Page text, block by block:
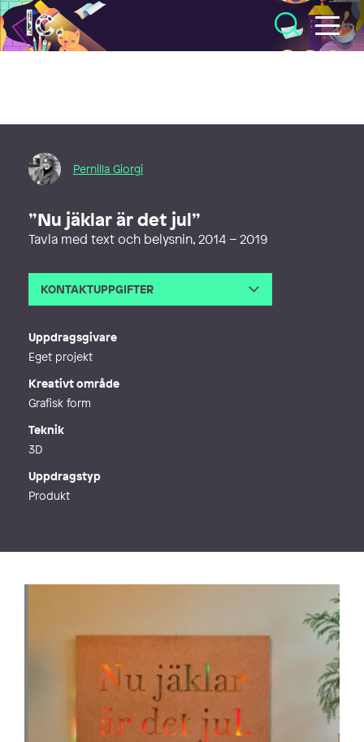
Illustratörcentrum
Pernilla Giorgi
”Nu jäklar är det jul”
Tavla med text och belysnin, 2014 – 2019
KONTAKTUPPGIFTER
Uppdragsgivare
Eget projekt
Kreativt område
Grafisk form
Teknik
3D
Uppdragstyp
Produkt